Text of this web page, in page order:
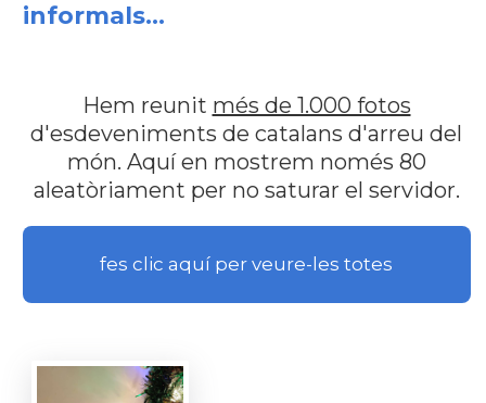
informals...
Hem reunit més de 1.000 fotos
d'esdeveniments de catalans d'arreu del
món. Aquí en mostrem només 80
aleatòriament per no saturar el servidor.
fes clic aquí per veure-les totes